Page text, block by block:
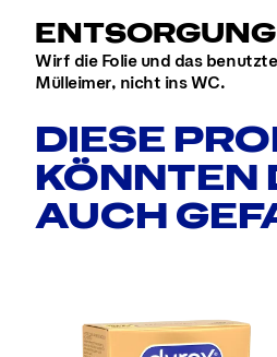
ENTSORGUNG
Wirf die Folie und das
Mülleimer, nicht ins WC.
DIESE
KÖNNTEN
AUCH